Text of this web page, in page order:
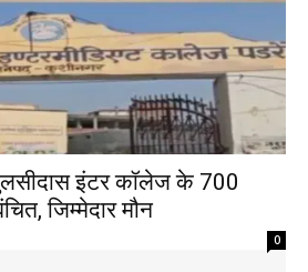
इंटर कॉलेज के 700
जिम्मेदार मौन
0